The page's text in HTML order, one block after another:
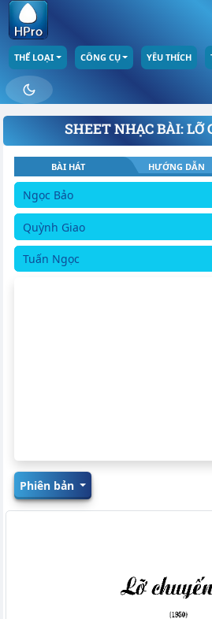
THỂ LOẠI CÔNG CỤ YÊU THÍCH
SHEET NHẠC BÀI: LỠ
BÀI HÁT HƯỚNG DẪN
Ngọc Bảo
Quỳnh Giao
Tuấn Ngọc
Phiên bản